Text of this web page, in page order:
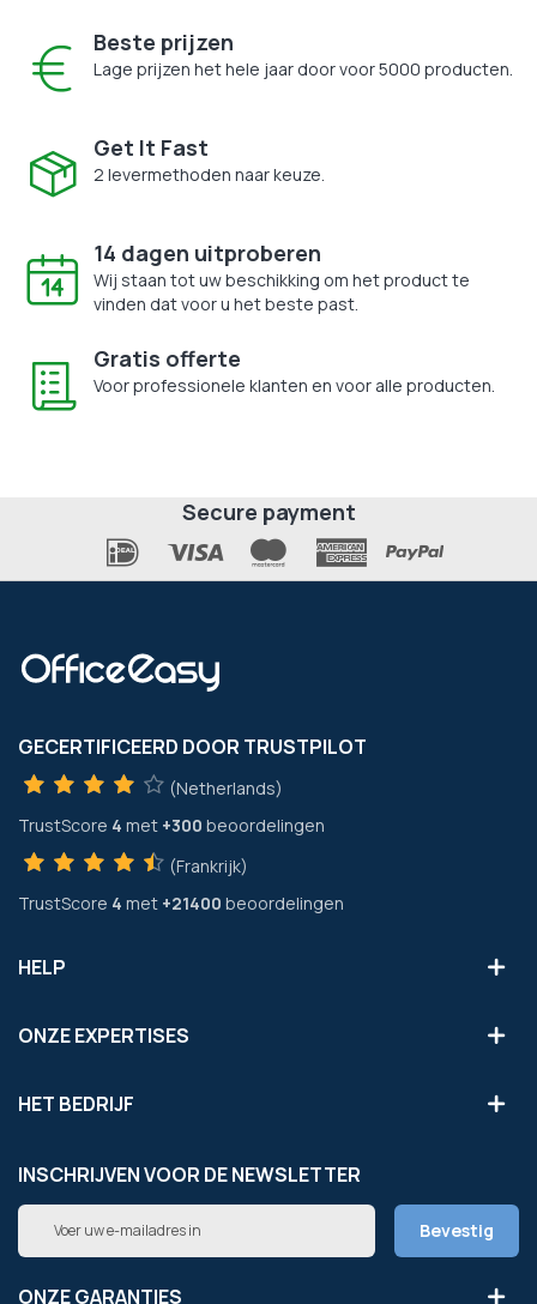
Beste prijzen
Lage prijzen het hele jaar door voor 5000 producten.
Get It Fast
2 levermethoden naar keuze.
14 dagen uitproberen
Wij staan tot uw beschikking om het product te
vinden dat voor u het beste past.
Gratis offerte
Voor professionele klanten en voor alle producten.
Secure payment
GECERTIFICEERD DOOR TRUSTPILOT
(Netherlands)
TrustScore 4 met +300 beoordelingen
(Frankrijk)
TrustScore 4 met +21400 beoordelingen
HELP
ONZE EXPERTISES
HET BEDRIJF
INSCHRIJVEN VOOR DE NEWSLETTER
Abonneer
op
onze
Bevestig
ONZE GARANTIES